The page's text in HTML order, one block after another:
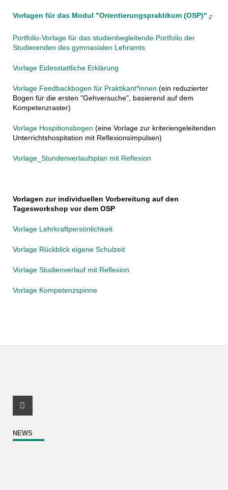
Vorlagen für das Modul "Orientierungspraktikum (OSP)"
Portfolio-Vorlage für das studienbegleitende Portfolio der
Studierenden des gymnasialen Lehramts
Vorlage Eidesstattliche Erklärung
Vorlage Feedbackbogen für Praktikant*innen (ein reduzierter
Bogen für die ersten "Gehversuche", basierend auf dem
Kompetenzraster)
Vorlage Hospitionsbogen (eine Vorlage zur kriteriengeleitenden
Unterrichtshospitation mit Reflexionsimpulsen)
Vorlage_Stundenverlaufsplan mit Reflexion
Vorlagen zur individuellen Vorbereitung auf den
Tagesworkshop vor dem OSP
Vorlage Lehrkraftpersönlichkeit
Vorlage Rückblick eigene Schulzeit
Vorlage Studienverlauf mit Reflexion
Vorlage Kompetenzspinne
NEWS
Instagram Profil